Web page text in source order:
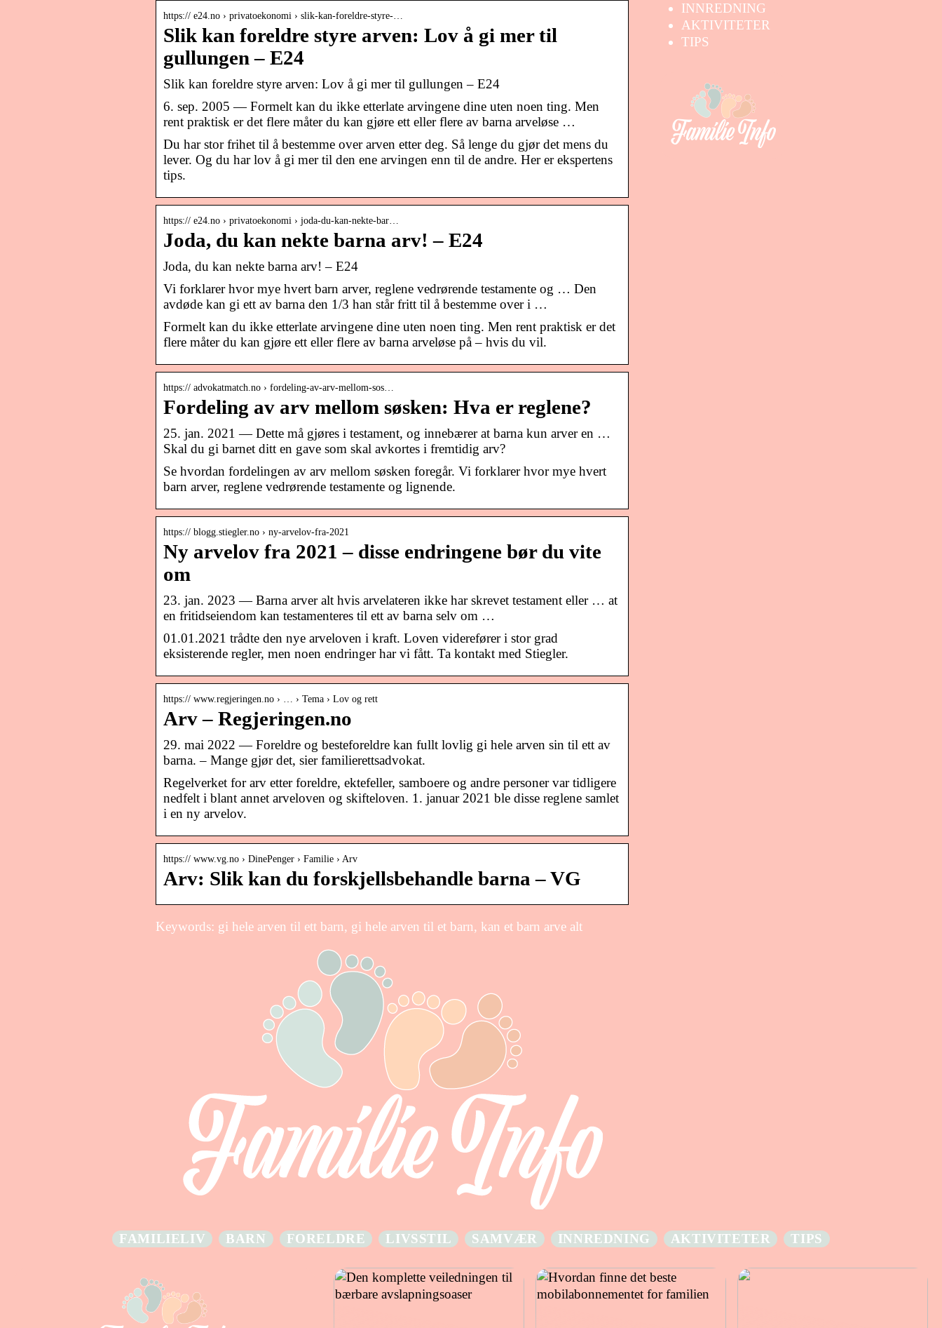
https:// e24.no › privatoekonomi › slik-kan-foreldre-styre-…
Slik kan foreldre styre arven: Lov å gi mer til
gullungen – E24
Slik kan foreldre styre arven: Lov å gi mer til gullungen – E24
6. sep. 2005 — Formelt kan du ikke etterlate arvingene dine uten noen ting. Men
rent praktisk er det flere måter du kan gjøre ett eller flere av barna arveløse …
Du har stor frihet til å bestemme over arven etter deg. Så lenge du gjør det mens du
lever. Og du har lov å gi mer til den ene arvingen enn til de andre. Her er ekspertens
tips.
https:// e24.no › privatoekonomi › joda-du-kan-nekte-bar…
Joda, du kan nekte barna arv! – E24
Joda, du kan nekte barna arv! – E24
Vi forklarer hvor mye hvert barn arver, reglene vedrørende testamente og … Den
avdøde kan gi ett av barna den 1/3 han står fritt til å bestemme over i …
Formelt kan du ikke etterlate arvingene dine uten noen ting. Men rent praktisk er det
flere måter du kan gjøre ett eller flere av barna arveløse på – hvis du vil.
https:// advokatmatch.no › fordeling-av-arv-mellom-sos…
Fordeling av arv mellom søsken: Hva er reglene?
25. jan. 2021 — Dette må gjøres i testament, og innebærer at barna kun arver en …
Skal du gi barnet ditt en gave som skal avkortes i fremtidig arv?
Se hvordan fordelingen av arv mellom søsken foregår. Vi forklarer hvor mye hvert
barn arver, reglene vedrørende testamente og lignende.
https:// blogg.stiegler.no › ny-arvelov-fra-2021
Ny arvelov fra 2021 – disse endringene bør du vite
om
23. jan. 2023 — Barna arver alt hvis arvelateren ikke har skrevet testament eller … at
en fritidseiendom kan testamenteres til ett av barna selv om …
01.01.2021 trådte den nye arveloven i kraft. Loven viderefører i stor grad
eksisterende regler, men noen endringer har vi fått. Ta kontakt med Stiegler.
https:// www.regjeringen.no › … › Tema › Lov og rett
Arv – Regjeringen.no
29. mai 2022 — Foreldre og besteforeldre kan fullt lovlig gi hele arven sin til ett av
barna. – Mange gjør det, sier familierettsadvokat.
Regelverket for arv etter foreldre, ektefeller, samboere og andre personer var tidligere
nedfelt i blant annet arveloven og skifteloven. 1. januar 2021 ble disse reglene samlet
i en ny arvelov.
https:// www.vg.no › DinePenger › Familie › Arv
Arv: Slik kan du forskjellsbehandle barna – VG
Keywords: gi hele arven til ett barn, gi hele arven til et barn, kan et barn arve alt
INNREDNING
AKTIVITETER
TIPS
FAMILIELIV BARN FORELDRE LIVSSTIL SAMVÆR INNREDNING AKTIVITETER TIPS